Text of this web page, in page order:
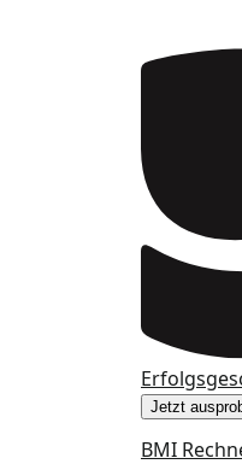
Jetzt
BMI